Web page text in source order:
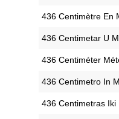
‎436 Centimètre En
‎436 Centimetar U
‎436 Centiméter
‎436 Centimetro In
‎436 Centimetras Iki